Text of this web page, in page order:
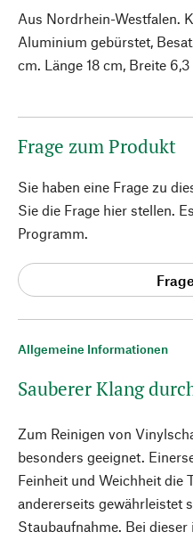
Allgemeine Informationen
Sauberer Klang
Zum Reinigen von
besonders geeignet.
Feinheit und Weichheit die
andererseits gewährleistet
Staubaufnahme. Bei
Aus Nordrhein-Westfalen.
Aluminium gebürstet,
cm. Länge 18 cm, Breite
Frage zum Produkt
Sie haben eine Frage zu
Sie die Frage hier stellen.
Programm.